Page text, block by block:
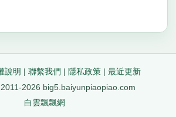
說明 | 聯繫我們 | 隱私政策 | 最近更新
2026 big5.baiyunpiaopiao.com
白雲飄飄網